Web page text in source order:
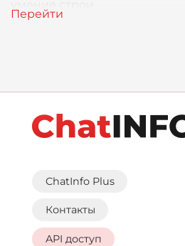
ChatInfo Plus
Контакты
API доступ